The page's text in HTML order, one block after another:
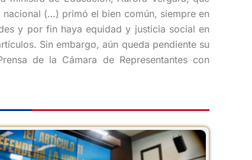
(…) primó el bien común, siempre en
y por fin haya equidad y justicia social en
Sin embargo, aún queda pendiente su
de la Cámara de Representantes con